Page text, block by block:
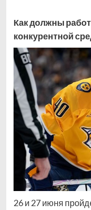
Как должны
конкурентной
26 и 27 июня